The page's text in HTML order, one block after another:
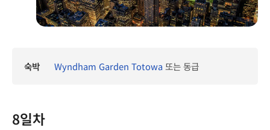
숙박 Wyndham Garden Totowa 또는 동급
8일차